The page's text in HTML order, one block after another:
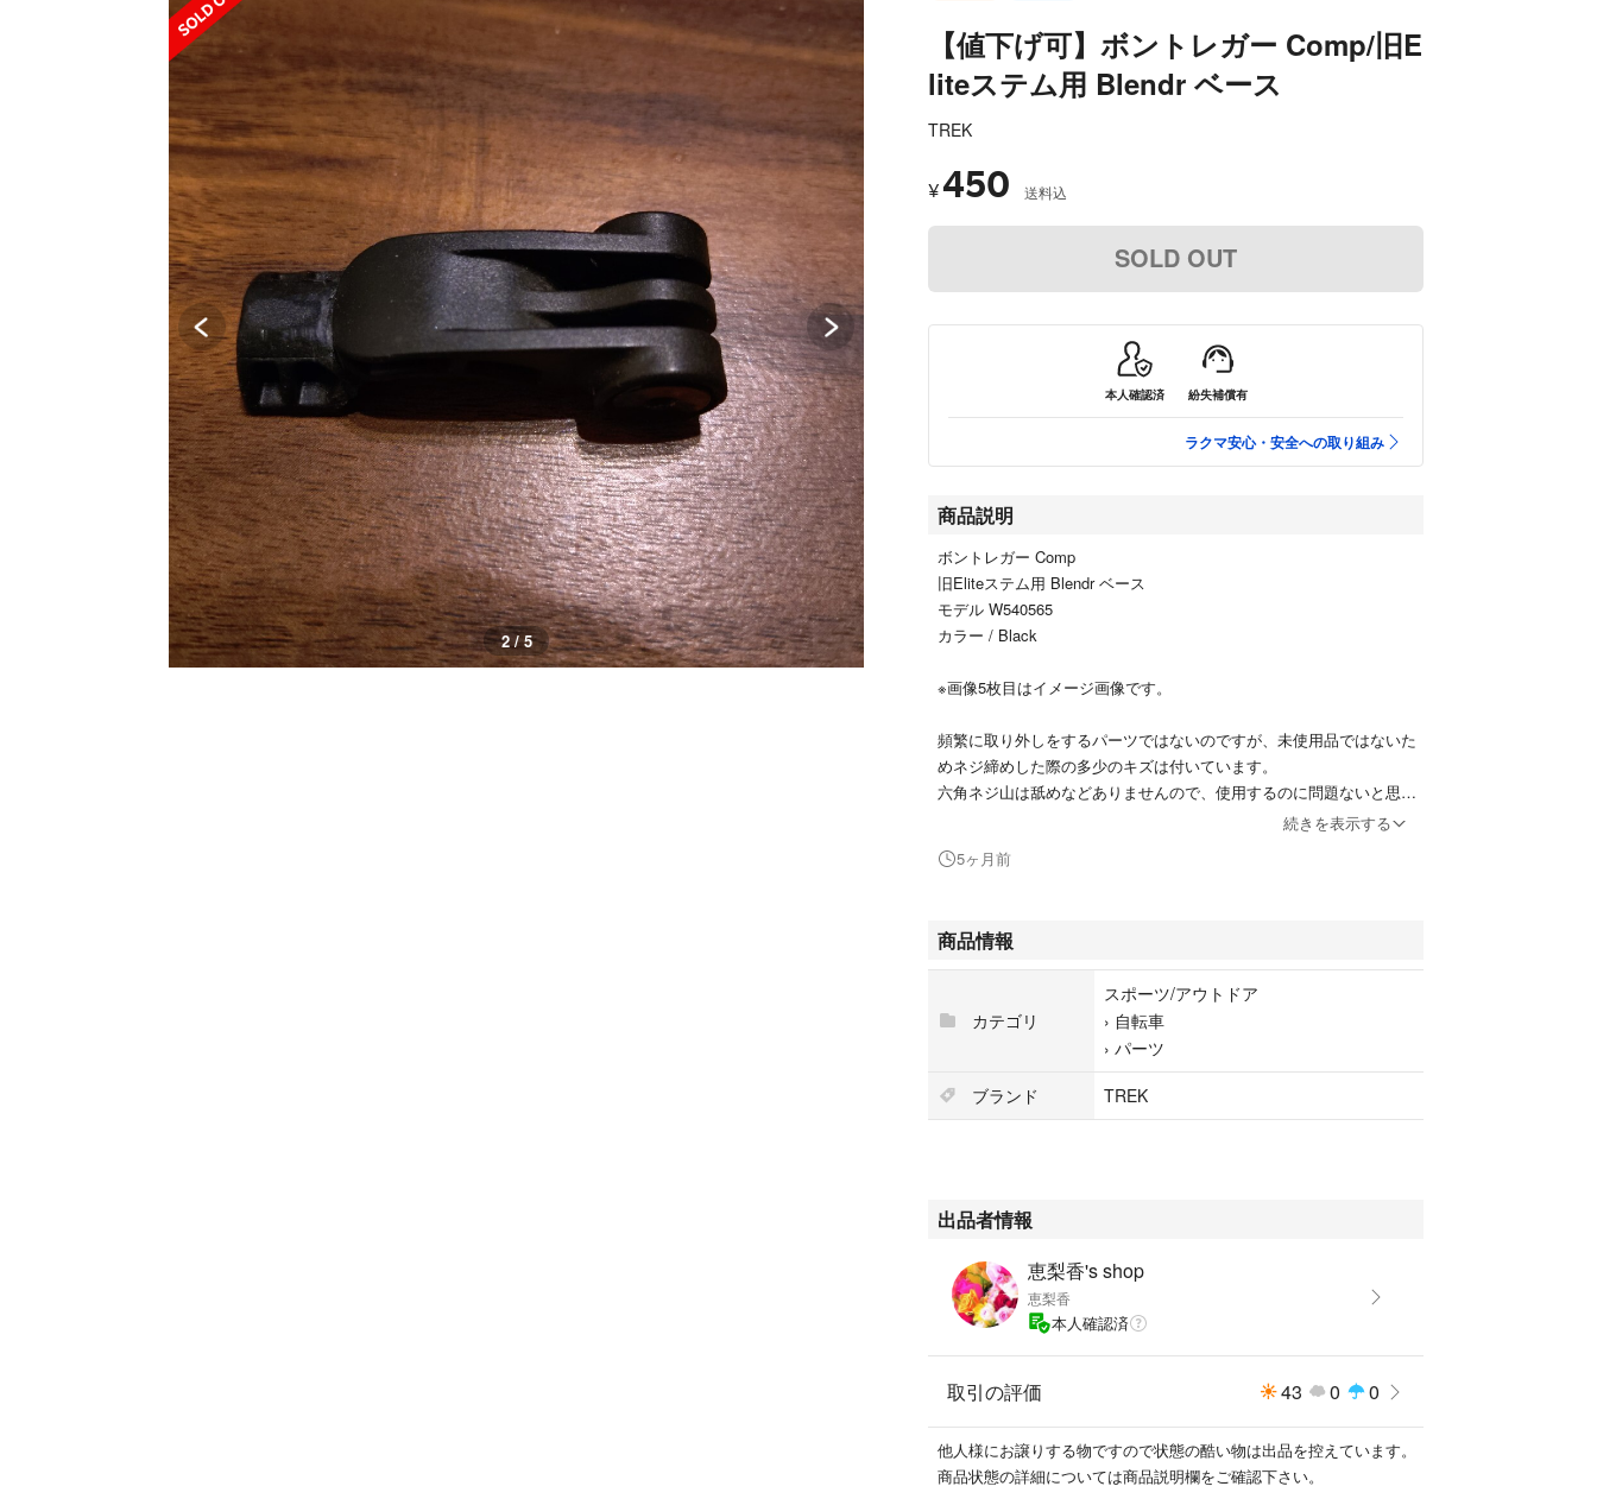
2 / 5
【値下げ可】ボントレガー Comp/旧E
liteステム用 Blendr ベース
TREK
¥450 送料込
SOLD OUT
本人確認済 紛失補償有
ラクマ安心・安全への取り組み
商品説明
ボントレガー Comp
旧Eliteステム用 Blendr ベース
モデル W540565
カラー / Black
※画像5枚目はイメージ画像です。
頻繁に取り外しをするパーツではないのですが、未使用品ではないた
めネジ締めした際の多少のキズは付いています。
六角ネジ山は舐めなどありませんので、使用するのに問題ないと思い
＃旧Eliteステム用
＃Blendr ベース
続きを表示する
5ヶ月前
商品情報
カテゴリ
スポーツ/アウトドア
› 自転車
› パーツ
ブランド
TREK
出品者情報
恵梨香's shop
恵梨香
本人確認済
取引の評価 43 0 0
他人様にお譲りする物ですので状態の酷い物は出品を控えています。
商品状態の詳細については商品説明欄をご確認下さい。